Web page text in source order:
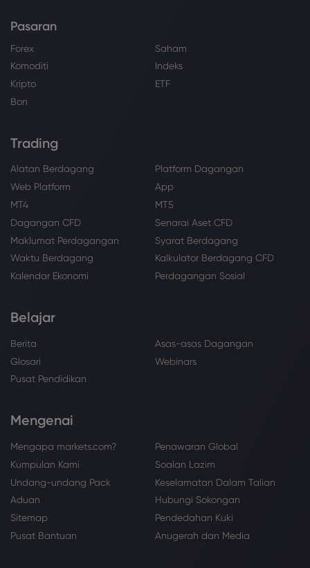
Pasaran
Forex
Saham
Komoditi
Indeks
Kripto
ETF
Bon
Trading
Alatan Berdagang
Platform Dagangan
Web Platform
App
MT4
MT5
Dagangan CFD
Senarai Aset CFD
Maklumat Perdagangan
Syarat Berdagang
Waktu Berdagang
Kalkulator Berdagang CFD
Kalendar Ekonomi
Perdagangan Sosial
Belajar
Berita
Asas-asas Dagangan
Glosari
Webinars
Pusat Pendidikan
Mengenai
Mengapa markets.com?
Penawaran Global
Kumpulan Kami
Soalan Lazim
Undang-undang Pack
Keselamatan Dalam Talian
Aduan
Hubungi Sokongan
Sitemap
Pendedahan Kuki
Pusat Bantuan
Anugerah dan Media